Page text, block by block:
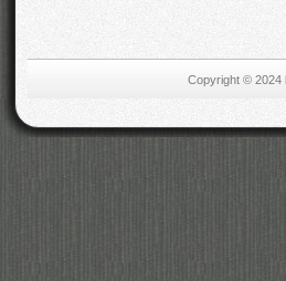
Copyright © 2024